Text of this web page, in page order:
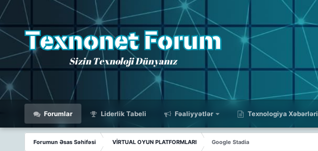
Forumlar Liderlik Tabeli Fəaliyyətlər Texnologiya Xəbərləri
Forumun Əsas Səhifəsi VİRTUAL OYUN PLATFORMLARI
Google Stadia